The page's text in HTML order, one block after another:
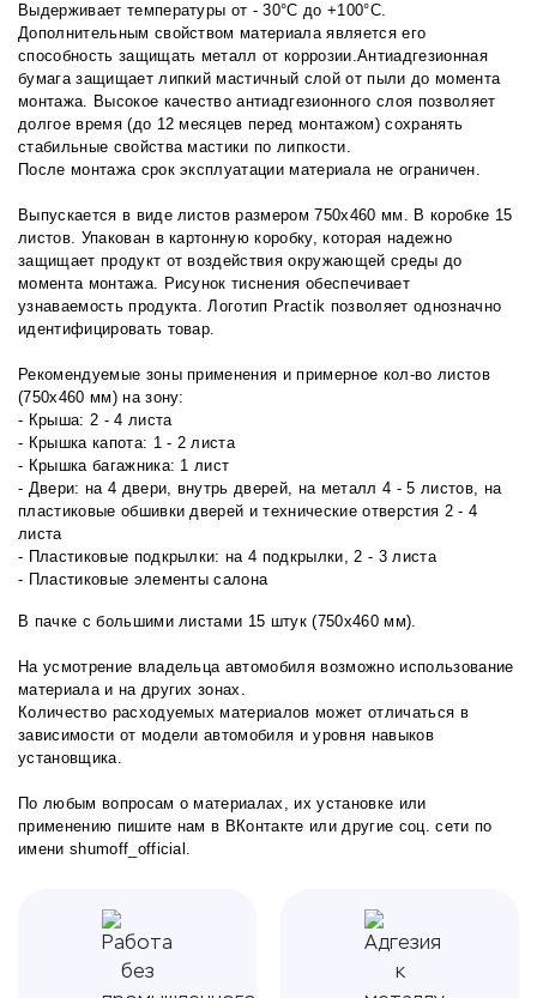
Выдерживает температуры от -30°С до +100°С.
Дополнительным свойством материала является его
способность защищать металл от коррозии.Антиадгезионная
бумага защищает липкий мастичный слой от пыли до момента
монтажа. Высокое качество антиадгезионного слоя позволяет
долгое время (до 12 месяцев перед монтажом) сохранять
стабильные свойства мастики по липкости.
После монтажа срок эксплуатации материала не ограничен.
Выпускается в виде листов размером 750х460 мм. В коробке 15
листов. Упакован в картонную коробку, которая надежно
защищает продукт от воздействия окружающей среды до
момента монтажа. Рисунок тиснения обеспечивает
узнаваемость продукта. Логотип Practik позволяет однозначно
идентифицировать товар.
Рекомендуемые зоны применения и примерное кол-во листов
(750х460 мм) на зону:
- Крыша: 2 - 4 листа
- Крышка капота: 1 - 2 листа
- Крышка багажника: 1 лист
- Двери: на 4 двери, внутрь дверей, на металл 4 - 5 листов, на
пластиковые обшивки дверей и технические отверстия 2 - 4
листа
- Пластиковые подкрылки: на 4 подкрылки, 2 - 3 листа
- Пластиковые элементы салона
В пачке с большими листами 15 штук (750х460 мм).
На усмотрение владельца автомобиля возможно использование
материала и на других зонах.
Количество расходуемых материалов может отличаться в
зависимости от модели автомобиля и уровня навыков
установщика.
По любым вопросам о материалах, их установке или
применению пишите нам в ВКонтакте или другие соц. сети по
имени shumoff_official.